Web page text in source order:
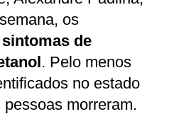
os
de
. Pelo menos
no estado
morreram.